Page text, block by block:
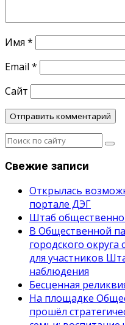
Имя *
Email *
Сайт
Свежие записи
Открылась
портале ДЭГ
Штаб
В Общественной
городского округа
для участников
наблюдения
Бесценная
На площадке
прошёл